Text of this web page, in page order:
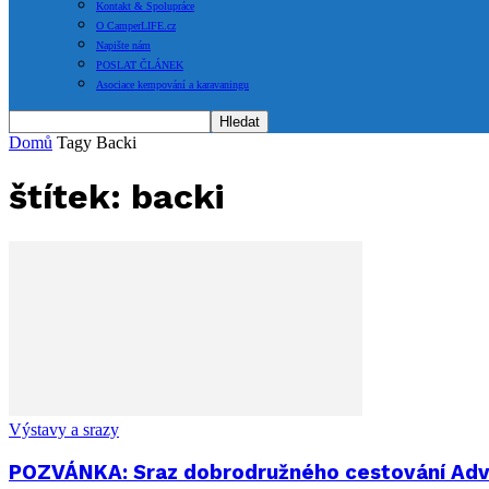
Kontakt & Spolupráce
O CamperLIFE.cz
Napište nám
POSLAT ČLÁNEK
Asociace kempování a karavaningu
Domů Tagy Backi
štítek: backi
Výstavy a srazy
POZVÁNKA: Sraz dobrodružného cestování